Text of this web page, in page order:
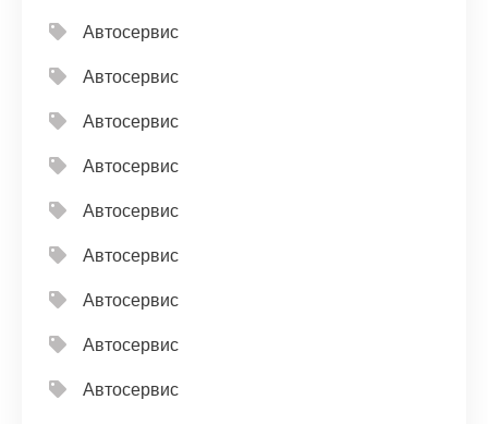
Автосервис
Автосервис
Автосервис
Автосервис
Автосервис
Автосервис
Автосервис
Автосервис
Автосервис